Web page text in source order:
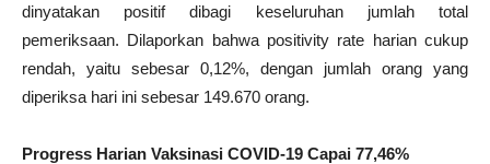
dinyatakan positif dibagi keseluruhan jumlah total
pemeriksaan. Dilaporkan bahwa positivity rate harian cukup
rendah, yaitu sebesar 0,12%, dengan jumlah orang yang
diperiksa hari ini sebesar 149.670 orang.
Progress Harian Vaksinasi COVID-19 Capai 77,46%